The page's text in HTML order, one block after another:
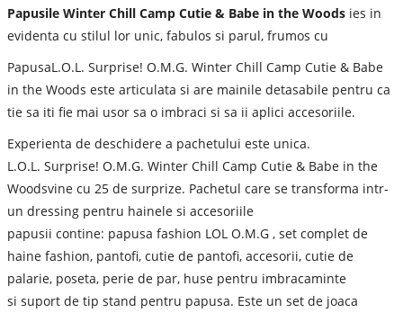
Papusile Winter Chill Camp Cutie & Babe in the Woods ies in
evidenta cu stilul lor unic, fabulos si parul, frumos cu
PapusaL.O.L. Surprise! O.M.G. Winter Chill Camp Cutie & Babe
in the Woods este articulata si are mainile detasabile pentru ca
tie sa iti fie mai usor sa o imbraci si sa ii aplici accesoriile.
Experienta de deschidere a pachetului este unica.
L.O.L. Surprise! O.M.G. Winter Chill Camp Cutie & Babe in the
Woodsvine cu 25 de surprize. Pachetul care se transforma intr-
un dressing pentru hainele si accesoriile
papusii contine: papusa fashion LOL O.M.G , set complet de
haine fashion, pantofi, cutie de pantofi, accesorii, cutie de
palarie, poseta, perie de par, huse pentru imbracaminte
si suport de tip stand pentru papusa. Este un set de joaca